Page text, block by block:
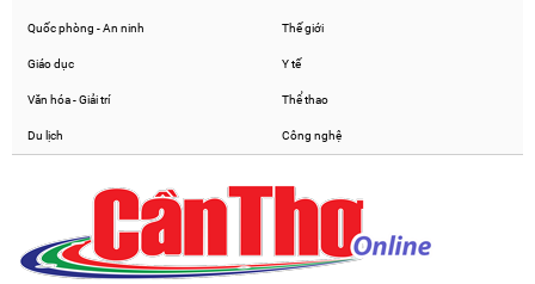
Quốc phòng - An ninh Thế giới
Giáo dục Y tế
Văn hóa - Giải trí Thể thao
Du lịch Công nghệ